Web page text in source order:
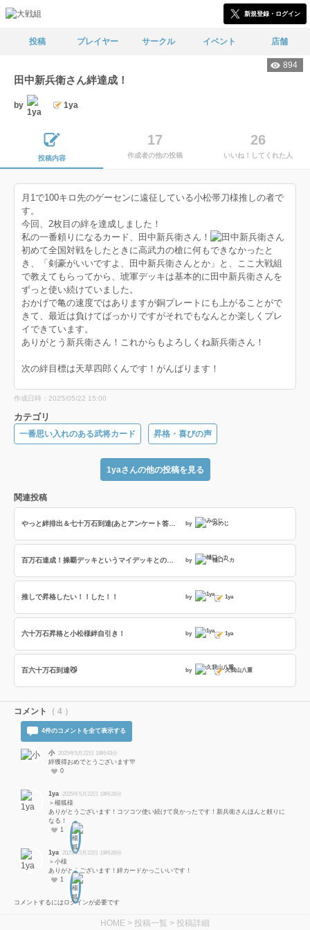
新規登録・ログイン
投稿 プレイヤー サークル イベント 店舗
894
田中新兵衛さん絆達成！
by 1ya
投稿内容
17
作成者の他の投稿
26
いいね！してくれた人
月1で100キロ先のゲーセンに遠征している小松帯刀様推しの者で
す。
今回、2枚目の絆を達成しました！
私の一番頼りになるカード、田中新兵衛さん！
初めて全国対戦をしたときに高武力の槍に何もできなかったと
き、「剣豪がいいですよ、田中新兵衛さんとか」と、ここ大戦組
で教えてもらってから、琥軍デッキは基本的に田中新兵衛さんを
ずっと使い続けていました。
おかげで亀の速度ではありますが銅プレートにも上がることがで
きて、最近は負けてばっかりですがそれでもなんとか楽しくプレ
イできています。
ありがとう新兵衛さん！これからもよろしくね新兵衛さん！
次の絆目標は天草四郎くんです！がんばります！
作成日時：2025/05/22 15:00
カテゴリ
一番思い入れのある武将カード 昇格・喜びの声
1yaさんの他の投稿を見る
関連投稿
by みのじ
by 樋口ヘカ
推しで昇格したい！！した！！ by 1ya
六十万石昇格と小松様絆自引き！ by 1ya
百六十万石到達😼 by 久我山八重
コメント （ 4 ）
4件のコメントを全て表示する
小 2025年5月22日 18時43分
絆獲得おめでとうございます🎊
0
1ya 2025年5月22日 19時28分
＞楊狐様
ありがとうございます！コツコツ使い続けて良かったです！新兵衛さんほんと頼りに
なる！
1
1ya 2025年5月22日 19時29分
＞小様
ありがとうございます！絆カードかっこいいです！
1
コメントするにはログインが必要です
HOME > 投稿一覧 > 投稿詳細